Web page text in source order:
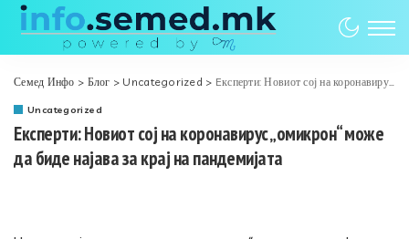
Семед Инфо > Блог > Uncategorized > Eксперти: Новиот сој на коронавирус „омикрон“ може да биде најава за крај на пандемијата
Uncategorized
Eксперти: Новиот сој на коронавирус „омикрон“ може
да биде најава за крај на пандемијата